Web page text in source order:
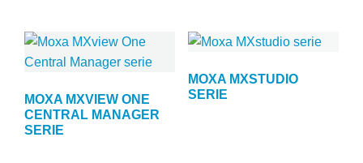
MOXA MXVIEW ONE
CENTRAL MANAGER
SERIE
MOXA MXSTUDIO
SERIE